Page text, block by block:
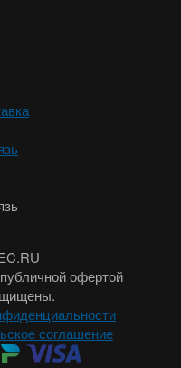
офертой
соглашение